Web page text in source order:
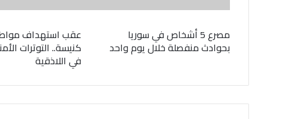
مصرع 5 أشخاص في سوريا
بحوادث منفصلة خلال يوم واحد
عقب استهداف
كنيسة.. التوترات
في اللاذقية